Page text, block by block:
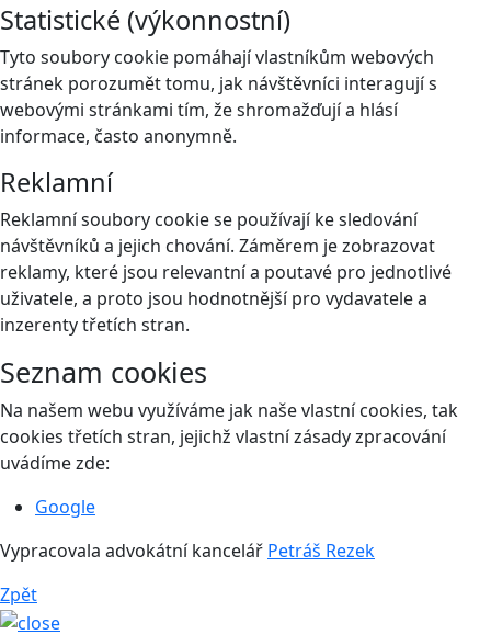
Statistické (výkonnostní)
Tyto soubory cookie pomáhají vlastníkům webových
stránek porozumět tomu, jak návštěvníci interagují s
webovými stránkami tím, že shromažďují a hlásí
informace, často anonymně.
Reklamní
Reklamní soubory cookie se používají ke sledování
návštěvníků a jejich chování. Záměrem je zobrazovat
reklamy, které jsou relevantní a poutavé pro jednotlivé
uživatele, a proto jsou hodnotnější pro vydavatele a
inzerenty třetích stran.
Seznam cookies
Na našem webu využíváme jak naše vlastní cookies, tak
cookies třetích stran, jejichž vlastní zásady zpracování
uvádíme zde:
Google
Vypracovala advokátní kancelář Petráš Rezek
Zpět